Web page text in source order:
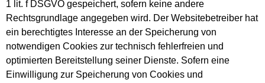
1 lit. f DSGVO gespeichert, sofern keine andere
Rechtsgrundlage angegeben wird. Der Websitebetreiber hat
ein berechtigtes Interesse an der Speicherung von
notwendigen Cookies zur technisch fehlerfreien und
optimierten Bereitstellung seiner Dienste. Sofern eine
Einwilligung zur Speicherung von Cookies und